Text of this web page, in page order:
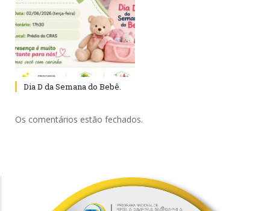
Dia D da Semana do Bebê.
Os comentários estão fechados.